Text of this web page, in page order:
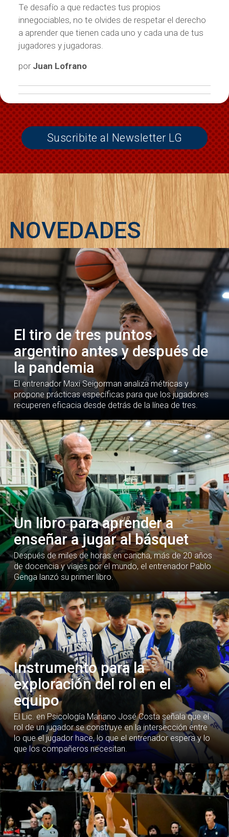
Te desafío a que redactes tus propios
innegociables, no te olvides de respetar el derecho
a aprender que tienen cada uno y cada una de tus
jugadores y jugadoras.
por Juan Lofrano
Suscribite al Newsletter LG
NOVEDADES
El tiro de tres puntos
argentino antes y después de
la pandemia
El entrenador Maxi Seigorman analiza métricas y
propone prácticas específicas para que los jugadores
recuperen eficacia desde detrás de la línea de tres.
Un libro para aprender a
enseñar a jugar al básquet
Después de miles de horas en cancha, más de 20 años
de docencia y viajes por el mundo, el entrenador Pablo
Genga lanzó su primer libro.
Instrumento para la
exploración del rol en el
equipo
El Lic. en Psicología Mariano José Costa señala que el
rol de un jugador se construye en la intersección entre
lo que el jugador hace, lo que el entrenador espera y lo
que los compañeros necesitan.